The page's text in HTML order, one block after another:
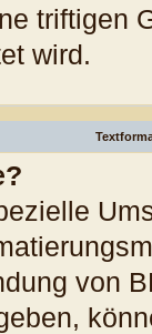
triftigen
wird.
von